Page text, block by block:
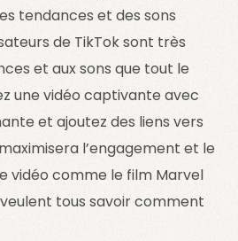
tendances et des sons
de TikTok sont très
et aux sons que tout le
une vidéo captivante avec
et ajoutez des liens vers
l’engagement et le
vidéo comme le film Marvel
tous savoir comment